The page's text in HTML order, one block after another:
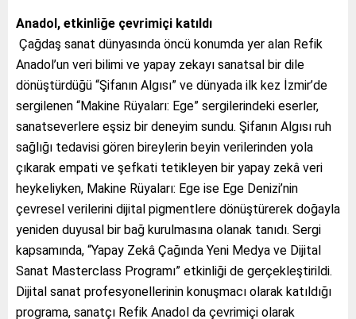
Anadol, etkinliğe çevrimiçi katıldı
Çağdaş sanat dünyasında öncü konumda yer alan Refik
Anadol’un veri bilimi ve yapay zekayı sanatsal bir dile
dönüştürdüğü “Şifanın Algısı” ve dünyada ilk kez İzmir’de
sergilenen “Makine Rüyaları: Ege” sergilerindeki eserler,
sanatseverlere eşsiz bir deneyim sundu. Şifanın Algısı ruh
sağlığı tedavisi gören bireylerin beyin verilerinden yola
çıkarak empati ve şefkati tetikleyen bir yapay zekâ veri
heykeliyken, Makine Rüyaları: Ege ise Ege Denizi’nin
çevresel verilerini dijital pigmentlere dönüştürerek doğayla
yeniden duyusal bir bağ kurulmasına olanak tanıdı. Sergi
kapsamında, “Yapay Zekâ Çağında Yeni Medya ve Dijital
Sanat Masterclass Programı” etkinliği de gerçekleştirildi.
Dijital sanat profesyonellerinin konuşmacı olarak katıldığı
programa, sanatçı Refik Anadol da çevrimiçi olarak